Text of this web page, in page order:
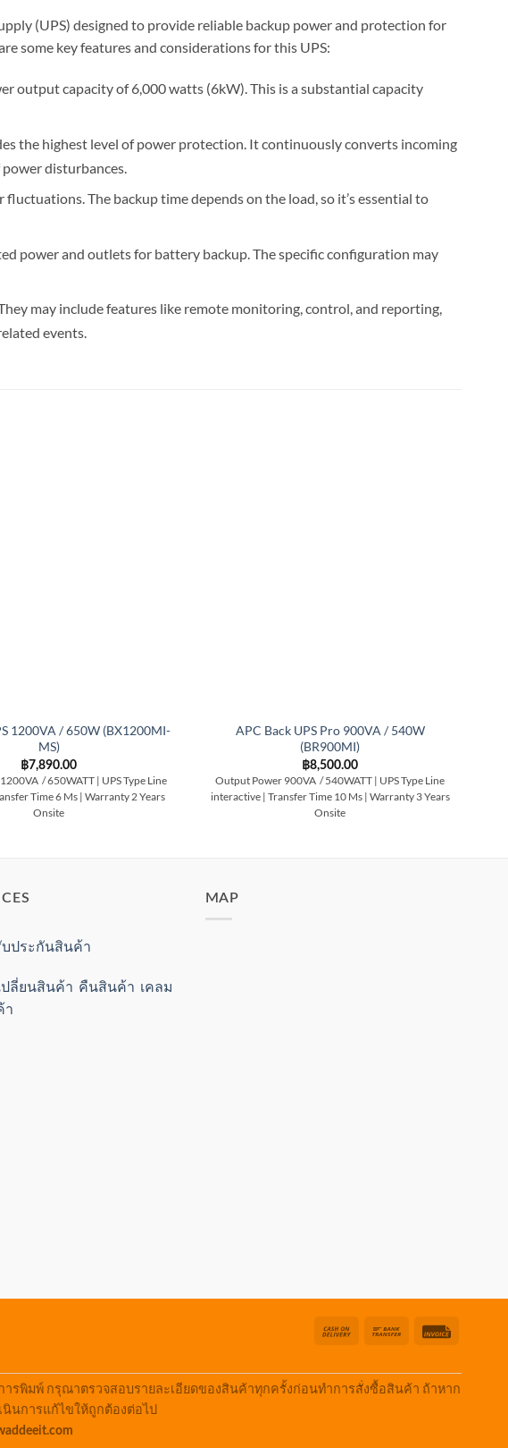
(UPS) designed to provide reliable backup power and protection for
some key features and considerations for this UPS:
output capacity of 6,000 watts (6kW). This is a substantial capacity
the highest level of power protection. It continuously converts incoming
disturbances.
The backup time depends on the load, so it’s essential to
power and outlets for battery backup. The specific configuration may
may include features like remote monitoring, control, and reporting,
events.
1200VA / 650W (BX1200MI-
MS)
฿7,890.00
/ 650WATT | UPS Type Line
Time 6 Ms | Warranty 2 Years
Onsite
APC Back UPS Pro 900VA / 540W
(BR900MI)
฿8,500.00
Output Power 900VA / 540WATT | UPS Type Line
interactive | Transfer Time 10 Ms | Warranty 3 Years
Onsite
บประกันสินค้า
ปลี่ยนสินค้า คืนสินค้า เคลม
า
MAP
Cash
Delivery
Bank
รพิมพ์ กรุณาตรวจสอบรายละเอียดของสินค้าทุกครั้งก่อนทำการสั่งซื้อสินค้า ถ้าหาก
นการแก้ไขให้ถูกต้องต่อไป